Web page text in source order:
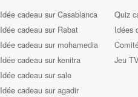
Idée cadeau sur Casablanca
Idée cadeau sur Rabat
Idée cadeau sur mohamedia
Idée cadeau sur kenitra
Idée cadeau sur sale
Idée cadeau sur agadir
Quiz
Idées
Jeu